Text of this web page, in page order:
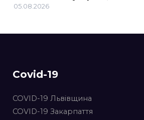
05.08.2026
Covid-19
COVID-19 Львівщина
COVID-19 Закарпаття